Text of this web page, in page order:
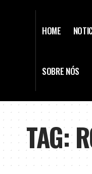
HOME
SOBRE NÓS
TAG: